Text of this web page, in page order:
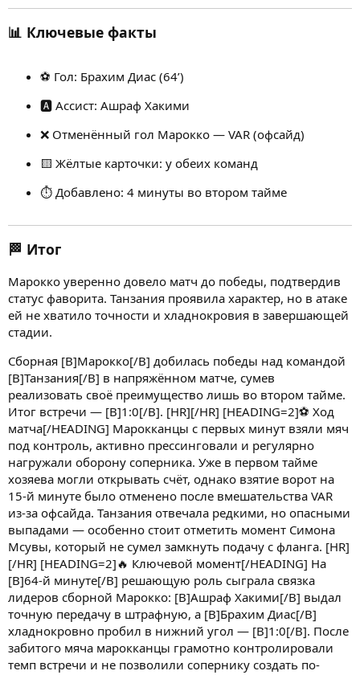
📊 Ключевые факты
⚽ Гол: Брахим Диас (64’)
🅰 Ассист: Ашраф Хакими
❌ Отменённый гол Марокко — VAR (офсайд)
🟨 Жёлтые карточки: у обеих команд
⏱ Добавлено: 4 минуты во втором тайме
🏁 Итог
Марокко уверенно довело матч до победы, подтвердив
статус фаворита. Танзания проявила характер, но в атаке
ей не хватило точности и хладнокровия в завершающей
стадии.
Сборная [B]Марокко[/B] добилась победы над командой
[B]Танзания[/B] в напряжённом матче, сумев
реализовать своё преимущество лишь во втором тайме.
Итог встречи — [B]1:0[/B]. [HR][/HR] [HEADING=2]⚽ Ход
матча[/HEADING] Марокканцы с первых минут взяли мяч
под контроль, активно прессинговали и регулярно
нагружали оборону соперника. Уже в первом тайме
хозяева могли открывать счёт, однако взятие ворот на
15-й минуте было отменено после вмешательства VAR
из-за офсайда. Танзания отвечала редкими, но опасными
выпадами — особенно стоит отметить момент Симона
Мсувы, который не сумел замкнуть подачу с фланга. [HR]
[/HR] [HEADING=2]🔥 Ключевой момент[/HEADING] На
[B]64-й минуте[/B] решающую роль сыграла связка
лидеров сборной Марокко: [B]Ашраф Хакими[/B] выдал
точную передачу в штрафную, а [B]Брахим Диас[/B]
хладнокровно пробил в нижний угол — [B]1:0[/B]. После
забитого мяча марокканцы грамотно контролировали
темп встречи и не позволили сопернику создать по-